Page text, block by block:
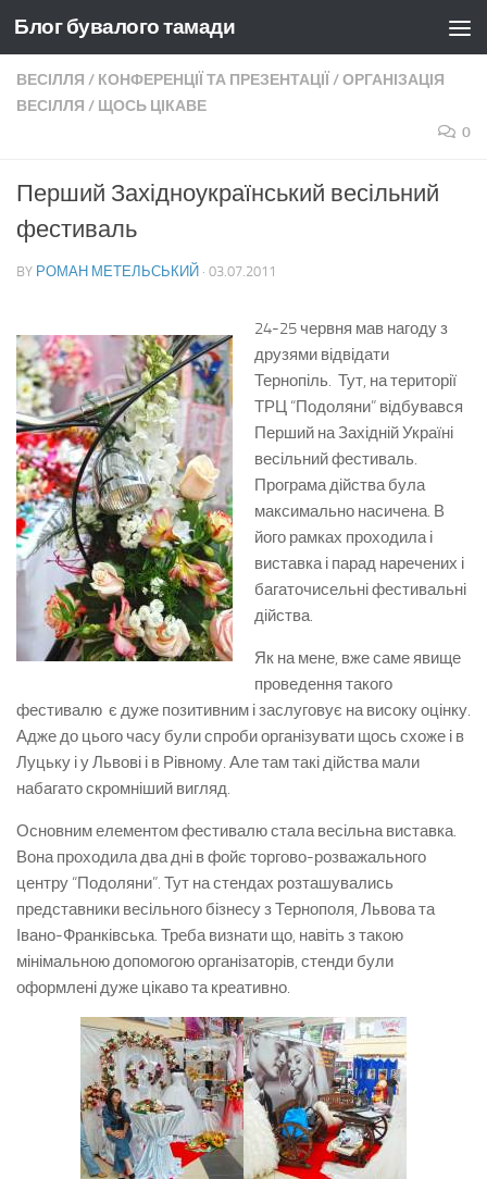
Skip to content
Блог бувалого тамади
ВЕСІЛЛЯ / КОНФЕРЕНЦІЇ ТА ПРЕЗЕНТАЦІЇ /ОРГАНІЗАЦІЯ
ВЕСІЛЛЯ / ЩОСЬ ЦІКАВЕ
0
Перший Західноукраїнський весільний
фестиваль
BY РОМАН МЕТЕЛЬСЬКИЙ · 03.07.2011
24-25 червня мав нагоду з
друзями відвідати
Тернопіль. Тут, на території
ТРЦ “Подоляни” відбувався
Перший на Західній Україні
весільний фестиваль.
Програма дійства була
максимально насичена. В
його рамках проходила і
виставка і парад наречених і
багаточисельні фестивальні
дійства.
Як на мене, вже саме явище
проведення такого
фестивалю є дуже позитивним і заслуговує на високу оцінку.
Адже до цього часу були спроби організувати щось схоже і в
Луцьку і у Львові і в Рівному. Але там такі дійства мали
набагато скромніший вигляд.
Основним елементом фестивалю стала весільна виставка.
Вона проходила два дні в фойє торгово-розважального
центру “Подоляни”. Тут на стендах розташувались
представники весільного бізнесу з Тернополя, Львова та
Івано-Франківська. Треба визнати що, навіть з такою
мінімальною допомогою організаторів, стенди були
оформлені дуже цікаво та креативно.